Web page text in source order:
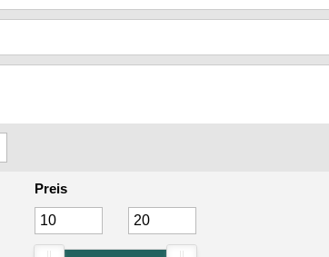
Preis